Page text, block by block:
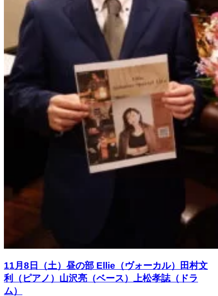
11月8日（土）昼の部 Ellie（ヴォーカル）田村文
利（ピアノ）山沢亮（ベース）上松孝誌（ドラ
ム）